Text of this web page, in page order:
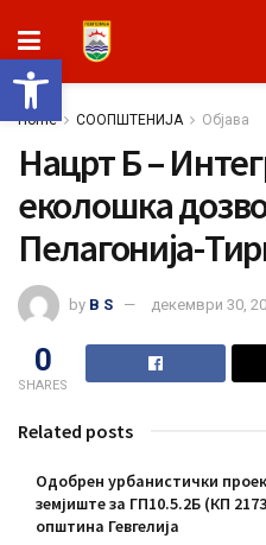
Open toolbar
Home СООПШТЕНИЈА Објава
Нацрт Б –
еколошка
Пелагонија-
by B S декември 30,
0
SHARES
Related posts
Одобрен урбанистички
земјиште за ГП10.5.2Б (КП
општина Гевгелија